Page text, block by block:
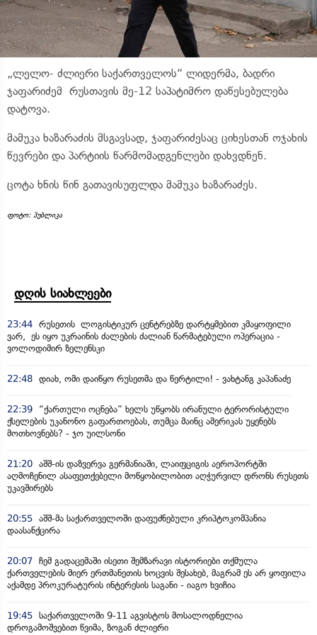
„ლელო- ძლიერი საქართველოს“ ლიდერმა, ბადრი
ჯაფარიძემ რუსთავის მე-12 საპატიმრო დაწესებულება
დატოვა.
მამუკა ხაზარაძის მსგავსად, ჯაფარიძესაც ციხესთან ოჯახის
წევრები და პარტიის წარმომადგენლები დახვდნენ.
ცოტა ხნის წინ გათავისუფლდა მამუკა ხაზარაძეს.
ფოტო: პუბლიკა
დღის სიახლეები
23:44 რუსეთის ლოგისტიკურ ცენტრებზე დარტყმებით კმაყოფილი
ვარ, ეს იყო უკრაინის ძალების ძალიან წარმატებული ოპერაცია -
ვოლოდიმირ ზელენსკი
22:48 დიახ, ომი დაიწყო რუსეთმა და წერტილი! - ვახტანგ კაპანაძე
22:39
“ქართული ოცნება” ხელს უწყობს ირანული ტერორისტული
ქსელების უკანონო გაფართოებას, თუმცა მაინც ამერიკას უყენებს
მოთხოვნებს? - ჯო უილსონი
21:20 აშშ-ის დაზვერვა გერმანიაში, ლაიფციგის აეროპორტში
აღმოჩენილ ასაფეთქებელი მოწყობილობით აღჭურვილ დრონს რუსეთს
უკავშირებს
20:55 აშშ-მა საქართველოში დაფუძნებული კრიპტოკომპანია
დაასანქცირა
20:07 ჩემ გადაცემაში ისეთი შემზარავი ისტორიები თქმულა
ქართველების მიერ ერთმანეთის ხოცვის შესახებ, მაგრამ ეს არ ყოფილა
აქამდე პროკურატურის ინტერესის საგანი - იაგო ხვიჩია
19:45 საქართველოში 9-11 აგვისტოს მოსალოდნელია
დროგამოშვებით წვიმა, ზოგან ძლიერი